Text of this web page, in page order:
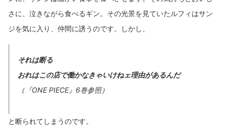
さに、泣きながら食べるギン。その光景を見ていたルフィはサン
ジを気に入り、仲間に誘うのです。しかし、
それは断る
おれはこの店で働かなきゃいけねェ理由があるんだ
（『ONE PIECE』6巻参照）
と断られてしまうのです。